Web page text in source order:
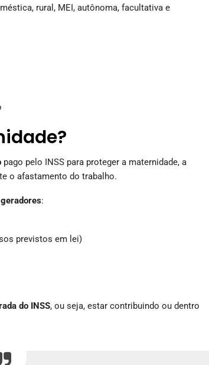
rural, MEI, autônoma, facultativa e
pago pelo INSS para proteger a maternidade, a
o afastamento do trabalho.
:
previstos em lei)
do INSS, ou seja, estar contribuindo ou dentro